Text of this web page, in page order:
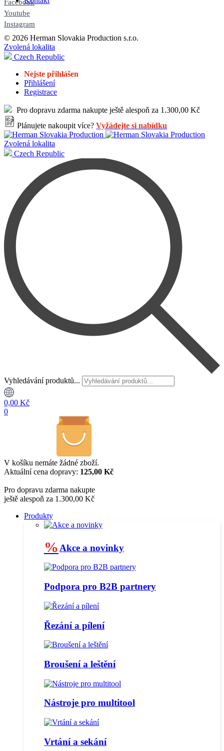
Facebook
Youtube
Instagram
© 2026 Herman Slovakia Production s.r.o.
Zvolená lokalita
Czech Republic
Nejste přihlášen
Přihlášení
Registrace
Pro dopravu zdarma nakupte ještě alespoň za 1.300,00 Kč
Plánujete nakoupit více?Vyžádejte si nabídku
Zvolená lokalita
Czech Republic
Vyhledávání produktů...
0,00 Kč
0
V košíku nemáte žádné zboží.
Aktuální cena dopravy: 125,00 Kč
Pro dopravu zdarma nakupte
ještě alespoň za 1.300,00 Kč
Produkty
% Akce a novinky
Podpora pro B2B partnery
Řezání a pílení
Broušení a leštění
Nástroje pro multitool
Vrtání a sekání